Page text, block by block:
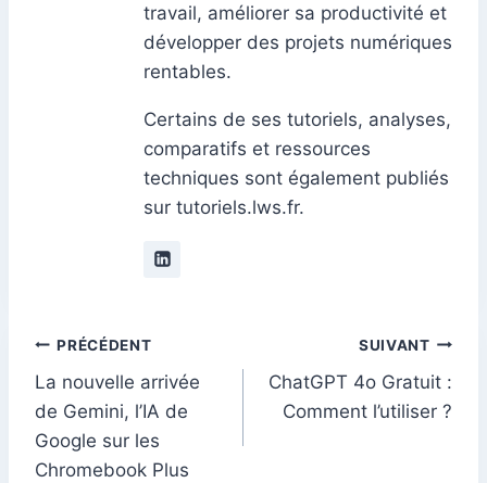
travail, améliorer sa productivité et
développer des projets numériques
rentables.
Certains de ses tutoriels, analyses,
comparatifs et ressources
techniques sont également publiés
sur tutoriels.lws.fr.
Navigation
de
l’article
PRÉCÉDENT
La nouvelle arrivée
de Gemini, l’IA de
Google sur les
Chromebook Plus
SUIVANT
ChatGPT 4o Gratuit :
Comment l’utiliser ?